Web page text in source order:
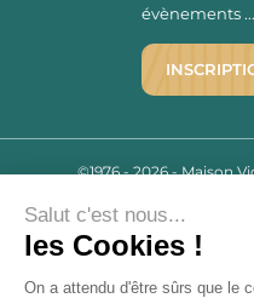
évènements ...
©1976 - 2026 - Maison
Mentions légales
C.G.V.
Politique de
Salut c'est nous...
les Cookies !
On a attendu d'être sûrs que le